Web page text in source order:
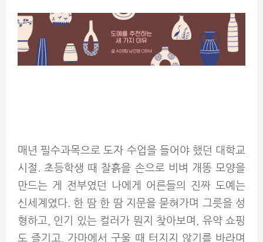
매년 필수과목으로 도자 수업을 들어야 했던 대학교
시절. 초등학생 때 찰흙을 손으로 비벼 개똥 모양을
만드는 게 전부였던 나에게 어른들의 진짜 도예는
신세계였다. 한 땀 한 땀 지문을 묻혀가며 그릇을 성
형하고, 인기 있는 컬러가 뭔지 찾아보며, 유약 쇼핑
도 즐기고, 가마에서 구울 때 터지지 않기를 바라며